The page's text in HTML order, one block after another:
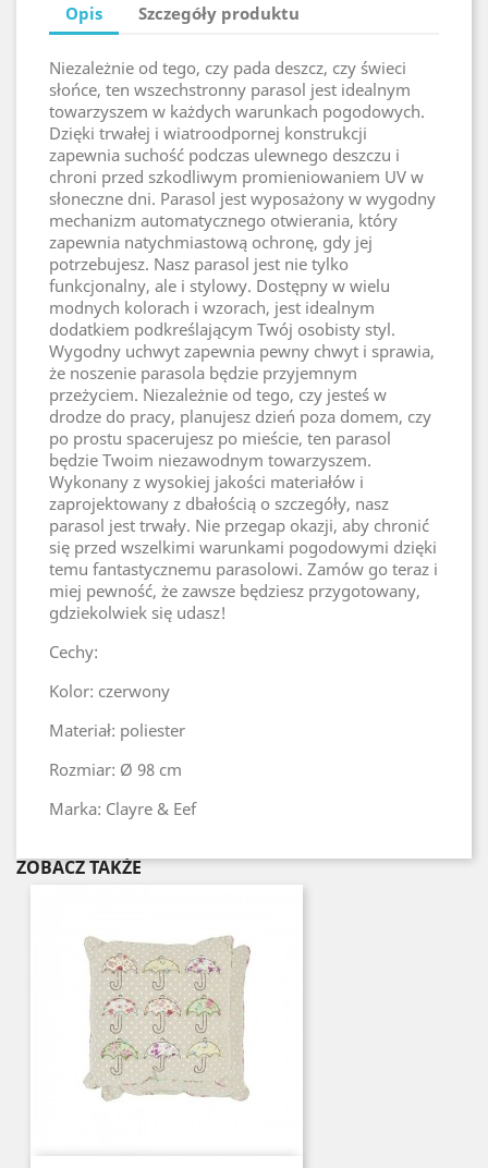
Opis Szczegóły produktu
Niezależnie od tego, czy pada deszcz, czy świeci
słońce, ten wszechstronny parasol jest idealnym
towarzyszem w każdych warunkach pogodowych.
Dzięki trwałej i wiatroodpornej konstrukcji
zapewnia suchość podczas ulewnego deszczu i
chroni przed szkodliwym promieniowaniem UV w
słoneczne dni. Parasol jest wyposażony w wygodny
mechanizm automatycznego otwierania, który
zapewnia natychmiastową ochronę, gdy jej
potrzebujesz. Nasz parasol jest nie tylko
funkcjonalny, ale i stylowy. Dostępny w wielu
modnych kolorach i wzorach, jest idealnym
dodatkiem podkreślającym Twój osobisty styl.
Wygodny uchwyt zapewnia pewny chwyt i sprawia,
że noszenie parasola będzie przyjemnym
przeżyciem. Niezależnie od tego, czy jesteś w
drodze do pracy, planujesz dzień poza domem, czy
po prostu spacerujesz po mieście, ten parasol
będzie Twoim niezawodnym towarzyszem.
Wykonany z wysokiej jakości materiałów i
zaprojektowany z dbałością o szczegóły, nasz
parasol jest trwały. Nie przegap okazji, aby chronić
się przed wszelkimi warunkami pogodowymi dzięki
temu fantastycznemu parasolowi. Zamów go teraz i
miej pewność, że zawsze będziesz przygotowany,
gdziekolwiek się udasz!
Cechy:
Kolor: czerwony
Materiał: poliester
Rozmiar: Ø 98 cm
Marka: Clayre & Eef
ZOBACZ TAKŻE